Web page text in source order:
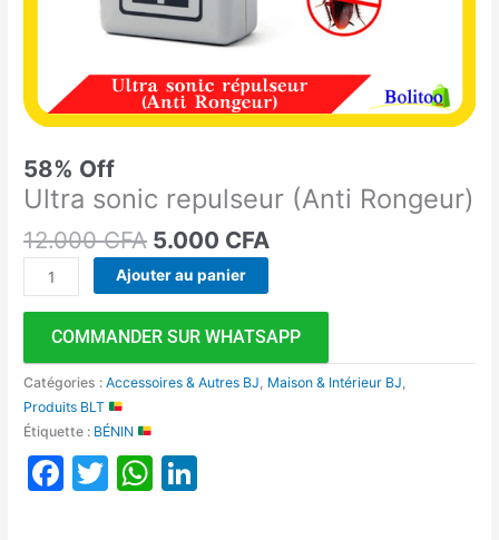
58% Off
Ultra sonic repulseur (Anti Rongeur)
12.000CFA 5.000 CFA
Ajouter au panier
COMMANDER SUR WHATSAPP
Catégories :Accessoires & Autres BJ Maison & Intérieur BJ
Produits BLT
Étiquette : BÉNIN
Facebook
TwitterWhatsApp